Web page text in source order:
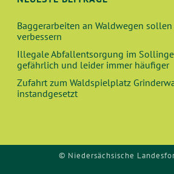
Baggerarbeiten an Waldwegen
verbessern
Illegale Abfallentsorgung im
gefährlich und leider immer häufiger
Zufahrt zum Waldspielplatz
instandgesetzt
© Niedersächsische